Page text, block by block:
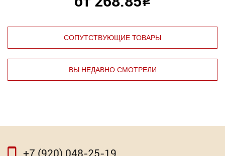
СОПУТСТВУЮЩИЕ ТОВАРЫ
⇦ ⇨
ВЫ НЕДАВНО СМОТРЕЛИ
+7 (920) 048-25-19